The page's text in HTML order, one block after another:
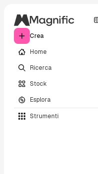
Crea
Home
Ricerca
Stock
Esplora
Strumenti